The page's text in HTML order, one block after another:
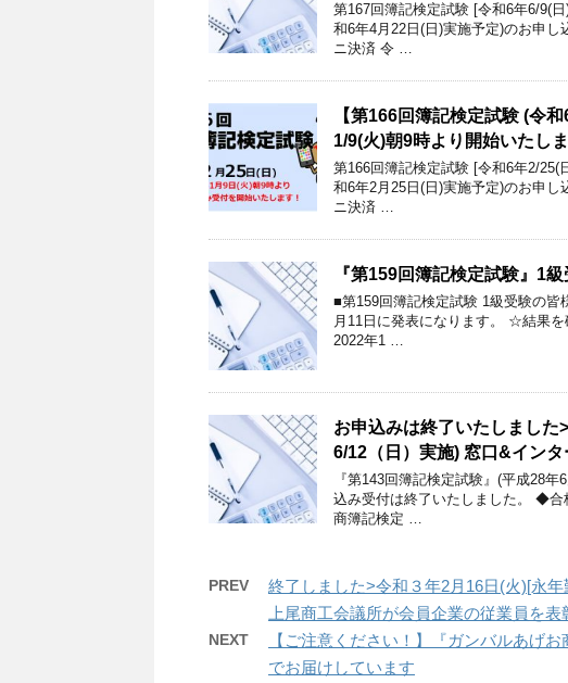
第167回簿記検定試験 [令和6年6/9(
和6年4月22日(日)実施予定)のお申
ニ決済 令 …
【第166回簿記検定試験 (令
1/9(火)朝9時より開始いたし
第166回簿記検定試験 [令和6年2/25(
和6年2月25日(日)実施予定)のお申
ニ決済 …
『第159回簿記検定試験』1
■第159回簿記検定試験 1級受験の皆
月11日に発表になります。 ☆結果
2022年1 …
お申込みは終了いたしまし
6/12（日）実施) 窓口&イン
『第143回簿記検定試験』(平成28
込み受付は終了いたしました。 ◆合
商簿記検定 …
PREV
終了しました>令和３年2月16日(火)[永
上尾商工会議所が会員企業の従業員を表
NEXT
【ご注意ください！】『ガンバルあげ
でお届けしています